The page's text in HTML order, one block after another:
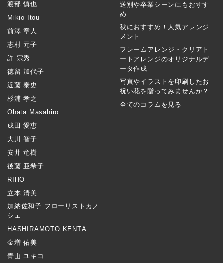
渡部 慎也
Mikio Itou
前澤 章人
志村 元子
許 宗秀
徳留 加代子
近藤 泰史
杉浦 孝之
Ohata Masahiro
成田 愛恵
大川 智子
安井 竜樹
後藤 亜希子
RIHO
立本 清美
加納佐和子 フローリストカノ
シェ
HASHIRAMOTO KENTA
金増 佑美
青山 ユキコ
送別や卒業シーンにもおすす
め
秋におすすめ！人気アレンジ
メント
フレームアレンジ・クリアト
ートアレンジのオリジナルデ
ータ作成
写真やイラストを印刷したお
祝い花を贈ってみませんか？
全てのコラムを見る